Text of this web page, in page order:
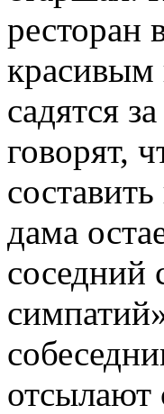
ресторан
красивым
садятся
говорят,
дама
соседний
отсылают